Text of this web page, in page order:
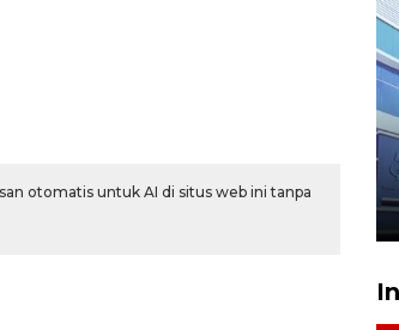
otomatis untuk AI di situs web ini tanpa
anak